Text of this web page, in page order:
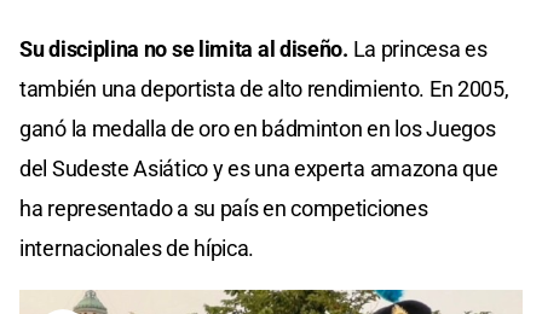
Su disciplina no se limita al diseño. La princesa es
también una deportista de alto rendimiento. En 2005,
ganó la medalla de oro en bádminton en los Juegos
del Sudeste Asiático y es una experta amazona que
ha representado a su país en competiciones
internacionales de hípica.